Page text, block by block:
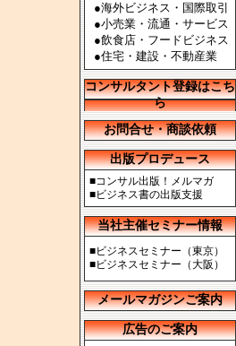
●海外ビジネス・国際取引
●小売業・流通・サービス
●飲食店・フードビジネス
●住宅・建設・不動産業
コンサルタント登録はこち
ら
お問合せ・商談依頼
出版プロデュース
■コンサル出版！メルマガ
■ビジネス書の出版支援
当社主催セミナー情報
■ビジネスセミナー（東京）
■ビジネスセミナー（大阪）
メールマガジンご案内
広告のご案内